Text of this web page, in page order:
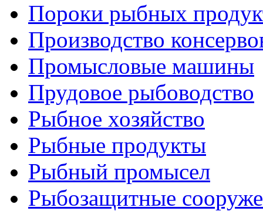
Пороки рыбных
Производство
Промысловые машины
Прудовое рыбоводство
Рыбное хозяйство
Рыбные продукты
Рыбный промысел
Рыбозащитные